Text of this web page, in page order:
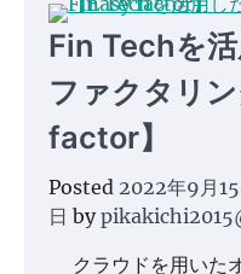
Fin Techを
ファクタリ
factor】
Posted 2022年9月15
日 by
クラウドを用いた